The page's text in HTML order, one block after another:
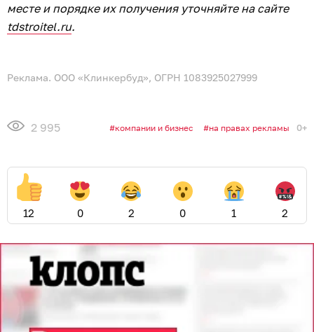
месте и порядке их получения уточняйте на сайте
tdstroitel.ru.
Реклама. ООО «Клинкербуд», ОГРН 1083925027999
2 995 компании и бизнес на правах рекламы 0+
12 0 2 0 1 2